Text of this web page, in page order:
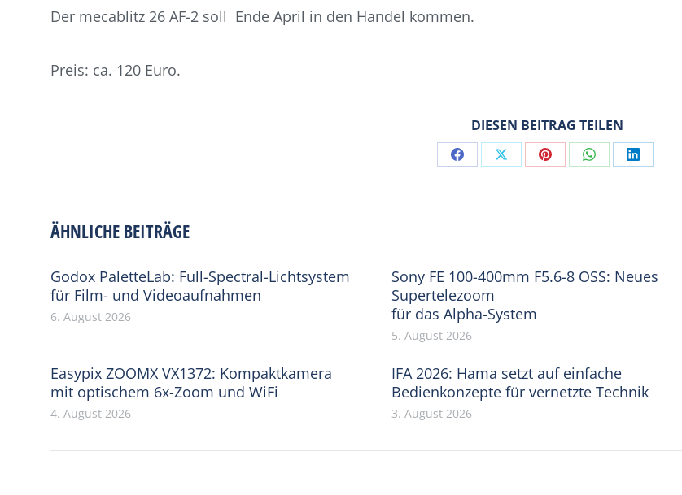
Der mecablitz 26 AF-2 soll Ende April in den Handel kommen.
Preis: ca. 120 Euro.
DIESEN BEITRAG TEILEN
Share Share Share Share Share
ÄHNLICHE BEITRÄGE
Godox PaletteLab: Full-Spectral-Lichtsystem
für Film- und Videoaufnahmen
6. August 2026
Sony FE 100-400mm F5.6-8 OSS: Neues
Supertelezoom
für das Alpha-System
5. August 2026
Easypix ZOOMX VX1372: Kompaktkamera
mit optischem 6x-Zoom und WiFi
4. August 2026
IFA 2026: Hama setzt auf einfache
Bedienkonzepte für vernetzte Technik
3. August 2026